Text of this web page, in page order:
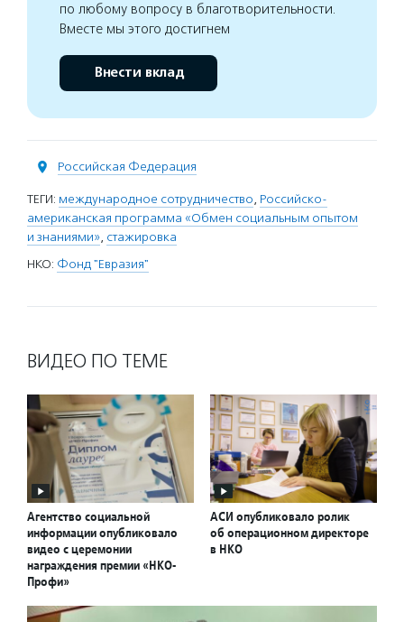
по любому вопросу в благотворительности.
Вместе мы этого достигнем
Внести вклад
Российская Федерация
ТЕГИ: международное сотрудничество, Российско-
американская программа «Обмен социальным опытом
и знаниями», стажировка
НКО: Фонд "Евразия"
ВИДЕО ПО ТЕМЕ
Агентство социальной
информации опубликовало
видео с церемонии
награждения премии «НКО-
Профи»
АСИ опубликовало ролик
об операционном директоре
в НКО